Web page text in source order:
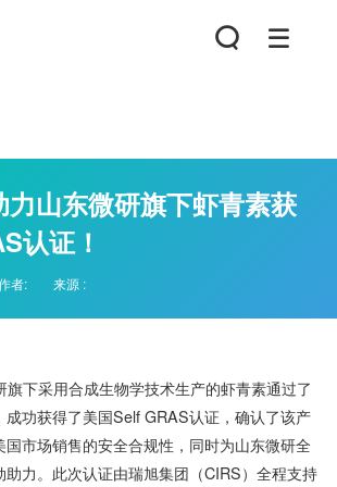
力山东微研旗下虾青素获
认证！
者: 来源 :
旗下采用合成生物学技术生产的虾青素通过了
成功获得了美国Self GRAS认证，确认了该产
市场销售的安全合规性，同时为山东微研全
力。此次认证由瑞旭集团（CIRS）全程支持